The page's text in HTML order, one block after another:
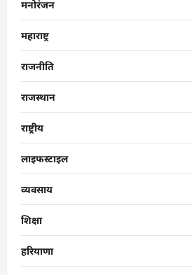
मनोरंजन
महाराष्ट्र
राजनीति
राजस्थान
राष्ट्रीय
लाइफस्टाइल
व्यवसाय
शिक्षा
हरियाणा